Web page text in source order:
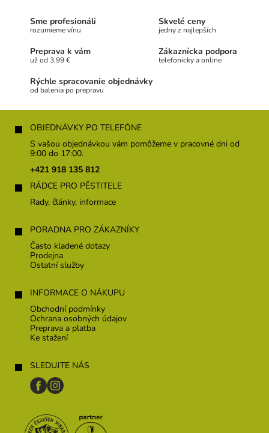
k
p
i
s
Sme profesionáli
rozumieme vínu
Skvelé ceny
jedny z najlepších
Preprava k vám
už od 3,99 €
Zákaznícka podpora
telefonicky a online
Rýchle spracovanie objednávky
od balenia po prepravu
OBJEDNÁVKY PO TELEFÓNE
S vašou objednávkou vám pomôžeme v pracovné dni od
9:00 do 17:00.
+421 918 135 812
RÁDCE PRO PĚSTITELE
Rady, články, informace
PORADNA PRO ZÁKAZNÍKY
Často kladené dotazy
Prodejna
Ostatní služby
INFORMACE O NÁKUPU
Obchodní podmínky
Ochrana osobných údajov
Preprava a platba
Ke stažení
SLEDUJTE NÁS